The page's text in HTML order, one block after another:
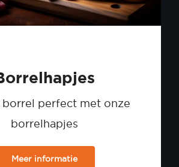
borrel perfect met onze
borrelhapjes
Meer informatie